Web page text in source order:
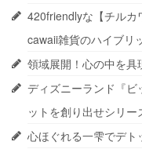
420friendlyな【チルカ
cawaii雑貨のハイブリ
領域展開！心の中を具
ディズニーランド『
ットを創り出せシリー
心ほぐれる一雫でデト